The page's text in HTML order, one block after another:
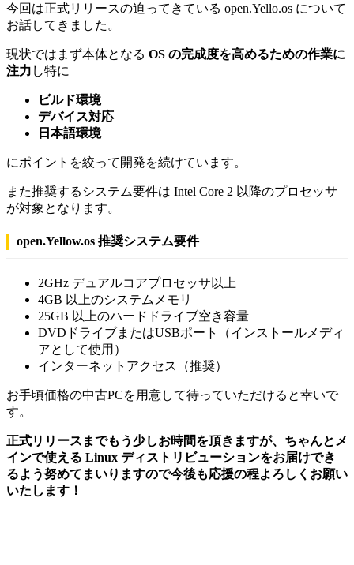
今回は正式リリースの迫ってきている open.Yello.os について
お話してきました。
現状ではまず本体となる OS の完成度を高めるための作業に
注力 し特に
ビルド環境
デバイス対応
日本語環境
にポイントを絞って開発を続けています。
また推奨するシステム要件は Intel Core 2 以降のプロセッサ
が対象となります。
open.Yellow.os 推奨システム要件
2GHz デュアルコアプロセッサ以上
4GB 以上のシステムメモリ
25GB 以上のハードドライブ空き容量
DVDドライブまたはUSBポート（インストールメディ
アとして使用）
インターネットアクセス（推奨）
お手頃価格の中古PCを用意して待っていただけると幸いで
す。
正式リリースまでもう少しお時間を頂きますが、ちゃんとメ
インで使える Linux ディストリビューションをお届けでき
るよう努めてまいりますので今後も応援の程よろしくお願い
いたします！